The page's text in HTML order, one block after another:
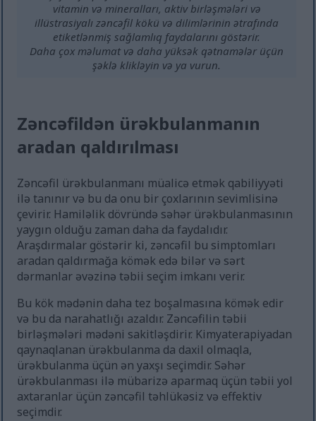
vitamin və mineralları, aktiv birləşmələri və
illüstrasiyalı zəncəfil kökü və dilimlərinin ətrafında
etiketlənmiş sağlamlıq faydalarını göstərir.
Daha çox məlumat və daha yüksək qətnamələr üçün
şəklə klikləyin və ya vurun.
Zəncəfildən ürəkbulanmanın
aradan qaldırılması
Zəncəfil ürəkbulanmanı müalicə etmək qabiliyyəti
ilə tanınır və bu da onu bir çoxlarının sevimlisinə
çevirir. Hamiləlik dövründə səhər ürəkbulanmasının
yaygın olduğu zaman daha da faydalıdır.
Araşdırmalar göstərir ki, zəncəfil bu simptomları
aradan qaldırmağa kömək edə bilər və sərt
dərmanlar əvəzinə təbii seçim imkanı verir.
Bu kök mədənin daha tez boşalmasına kömək edir
və bu da narahatlığı azaldır. Zəncəfilin təbii
birləşmələri mədəni sakitləşdirir. Kimyaterapiyadan
qaynaqlanan ürəkbulanma da daxil olmaqla,
ürəkbulanma üçün ən yaxşı seçimdir. Səhər
ürəkbulanması ilə mübarizə aparmaq üçün təbii yol
axtaranlar üçün zəncəfil təhlükəsiz və effektiv
seçimdir.